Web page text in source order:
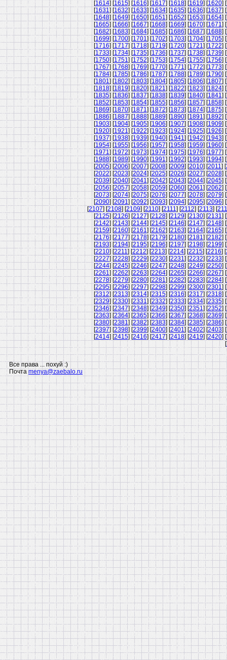
[1614] [1615] [1616] [1617] [1618] [1619] [1620] [
[1631] [1632] [1633] [1634] [1635] [1636] [1637] [
[1648] [1649] [1650] [1651] [1652] [1653] [1654] [
[1665] [1666] [1667] [1668] [1669] [1670] [1671] [
[1682] [1683] [1684] [1685] [1686] [1687] [1688] [
[1699] [1700] [1701] [1702] [1703] [1704] [1705] [
[1716] [1717] [1718] [1719] [1720] [1721] [1722] [
[1733] [1734] [1735] [1736] [1737] [1738] [1739] [
[1750] [1751] [1752] [1753] [1754] [1755] [1756] [
[1767] [1768] [1769] [1770] [1771] [1772] [1773] [
[1784] [1785] [1786] [1787] [1788] [1789] [1790] [
[1801] [1802] [1803] [1804] [1805] [1806] [1807] [
[1818] [1819] [1820] [1821] [1822] [1823] [1824] [
[1835] [1836] [1837] [1838] [1839] [1840] [1841] [
[1852] [1853] [1854] [1855] [1856] [1857] [1858] [
[1869] [1870] [1871] [1872] [1873] [1874] [1875] [
[1886] [1887] [1888] [1889] [1890] [1891] [1892] [
[1903] [1904] [1905] [1906] [1907] [1908] [1909] [
[1920] [1921] [1922] [1923] [1924] [1925] [1926] [
[1937] [1938] [1939] [1940] [1941] [1942] [1943] [
[1954] [1955] [1956] [1957] [1958] [1959] [1960] [
[1971] [1972] [1973] [1974] [1975] [1976] [1977] [
[1988] [1989] [1990] [1991] [1992] [1993] [1994] [
[2005] [2006] [2007] [2008] [2009] [2010] [2011] [
[2022] [2023] [2024] [2025] [2026] [2027] [2028] [
[2039] [2040] [2041] [2042] [2043] [2044] [2045] [
[2056] [2057] [2058] [2059] [2060] [2061] [2062] [
[2073] [2074] [2075] [2076] [2077] [2078] [2079] [
[2090] [2091] [2092] [2093] [2094] [2095] [2096] [
[2107] [2108] [2109] [2110] [2111] [2112] [2113] [
[2125] [2126] [2127] [2128] [2129] [2130] [2131] [
[2142] [2143] [2144] [2145] [2146] [2147] [2148] [
[2159] [2160] [2161] [2162] [2163] [2164] [2165] [
[2176] [2177] [2178] [2179] [2180] [2181] [2182] [
[2193] [2194] [2195] [2196] [2197] [2198] [2199] [
[2210] [2211] [2212] [2213] [2214] [2215] [2216] [
[2227] [2228] [2229] [2230] [2231] [2232] [2233] [
[2244] [2245] [2246] [2247] [2248] [2249] [2250] [
[2261] [2262] [2263] [2264] [2265] [2266] [2267] [
[2278] [2279] [2280] [2281] [2282] [2283] [2284] [
[2295] [2296] [2297] [2298] [2299] [2300] [2301] [
[2312] [2313] [2314] [2315] [2316] [2317] [2318] [
[2329] [2330] [2331] [2332] [2333] [2334] [2335] [
[2346] [2347] [2348] [2349] [2350] [2351] [2352] [
[2363] [2364] [2365] [2366] [2367] [2368] [2369] [
[2380] [2381] [2382] [2383] [2384] [2385] [2386] [
[2397] [2398] [2399] [2400] [2401] [2402] [2403] [
[2414] [2415] [2416] [2417] [2418] [2419] [2420] [
[
Все права ... похуй :)
Почта menya@zaebalo.ru